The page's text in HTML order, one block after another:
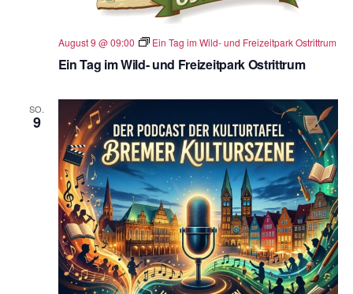
Ein Tag im Wild- und Freizeitpark Ostrittrum
August 9 @ 09:00 Ein Tag im Wild- und Freizeitpark Ostrittrum
SO.
9